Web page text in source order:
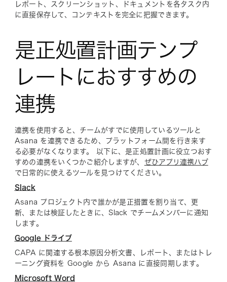
レポート、スクリーンショット、ドキュメントを各タスク内
に直接保存して、コンテキストを完全に把握できます。
是正処置計画テンプ
レートにおすすめの
連携
連携を使用すると、チームがすでに使用しているツールと
Asana を連携できるため、プラットフォーム間を行き来す
る必要がなくなります。 以下に、是正処置計画に役立つおす
すめの連携をいくつかご紹介しますが、 ぜひアプリ連携ハブ
で日常的に使えるツールを見つけてください。
Slack
Asana プロジェクト内で誰かが是正措置を割り当て、更
新、または検証したときに、Slack でチームメンバーに通知
します。
Google ドライブ
CAPA に関連する根本原因分析文書、レポート、またはトレ
ーニング資料を Google から Asana に直接同期します。
Microsoft Word